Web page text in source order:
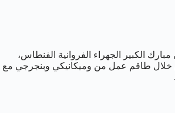
مبارك الكبير الجهراء الفروانية الفنطاس،
خلال طاقم عمل من وميكانيكي وبنجرجي مع